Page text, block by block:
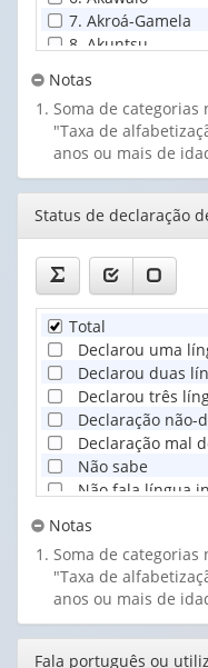
21. Apurinã
22. Aramayana
23. Aranã
24. Arapaso
25. Arapium
26. Arara da Volta
27. Arara de
29. Arara do
30. Arara do
31. Arara do Pará
32. Arara
33. Araweté
34. Arekuna
7. Akroá-Gamela
8. Akuntsu
10. Amahuaca
11. Amanayé
12. Amondáwa
13. Anacé
14. Anambé
15. Anapuru
17. Apalai
18. Apiaká
19. Apinayé
20. Apolima-Arara
Notas
Soma de
"Taxa de
anos ou mais de
Editor
Status de declaração
Total
Declarou uma
Declarou duas
Declarou três
Declaração não-
Declaração mal
Não sabe
Não fala língua
Notas
Soma de
"Taxa de
anos ou mais de
Editor
Fala português ou